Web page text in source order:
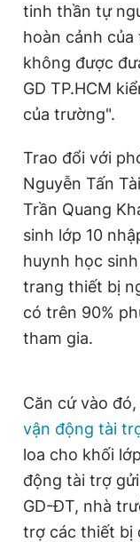
tinh thần tự
hoàn cảnh
không được
GD TP.HCM
của trường".
Trao đổi với
Nguyễn Tấn
Trần Quang
sinh lớp 10
huynh học
trang thiết bị
có trên 90%
tham gia.
Căn cứ vào
vận động tài
loa cho khối
động tài trợ
GD-ĐT, nhà
trợ các thiết bị